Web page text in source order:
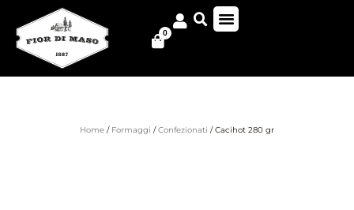
0
Home / Formaggi /Confezionati / Cacihot 280 gr